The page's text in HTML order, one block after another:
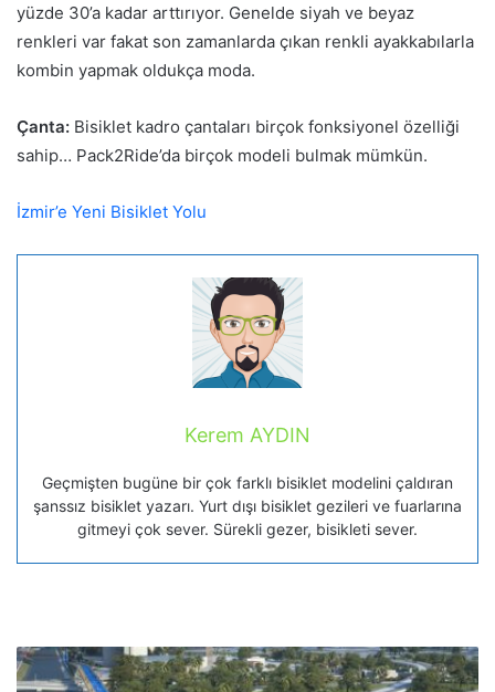
yüzde 30’a kadar arttırıyor. Genelde siyah ve beyaz
renkleri var fakat son zamanlarda çıkan renkli ayakkabılarla
kombin yapmak oldukça moda.
Çanta: Bisiklet kadro çantaları birçok fonksiyonel özelliği
sahip… Pack2Ride’da birçok modeli bulmak mümkün.
İzmir’e Yeni Bisiklet Yolu
Kerem AYDIN
Geçmişten bugüne bir çok farklı bisiklet modelini çaldıran
şanssız bisiklet yazarı. Yurt dışı bisiklet gezileri ve fuarlarına
gitmeyi çok sever. Sürekli gezer, bisikleti sever.